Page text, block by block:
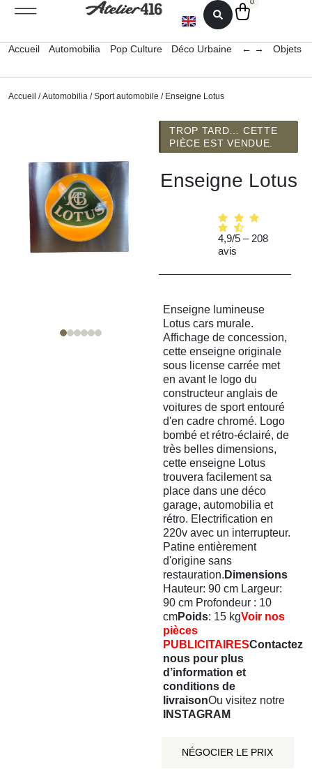
0
Accueil Automobilia Pop Culture Déco Urbaine ← → Objets
Accueil /Automobilia /Sport automobile / Enseigne Lotus
TROP TARD… CETTE
PIÈCE EST VENDUE.
Enseigne Lotus
4,9/5 – 208
avis
Enseigne lumineuse
Lotus cars murale.
Affichage de concession,
cette enseigne originale
sous license carrée met
en avant le logo du
constructeur anglais de
voitures de sport entouré
d'en cadre chromé. Logo
bombé et rétro-éclairé, de
très belles dimensions,
cette enseigne Lotus
trouvera facilement sa
place dans une déco
garage, automobilia et
rétro. Electrification en
220v avec un interrupteur.
Patine entièrement
d'origine sans
restauration. Dimensions
Hauteur: 90 cm Largeur:
90 cm Profondeur : 10
cmPoids: 15 kgVoir nos
pièces
PUBLICITAIRESContactez
nous pour plus
d’information et
conditions de
livraisonOu visitez notre
INSTAGRAM
NÉGOCIER LE PRIX